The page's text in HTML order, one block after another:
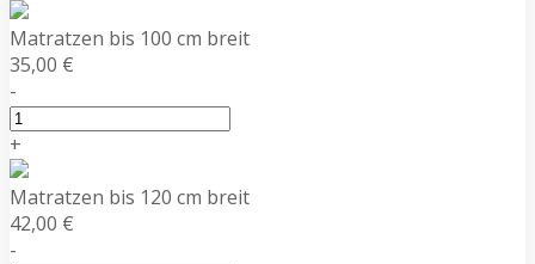
Matratzen bis 100 cm breit
35,00 €
-
+
Matratzen bis 120 cm breit
42,00 €
-